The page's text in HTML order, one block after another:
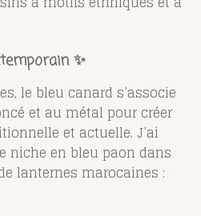
✨
le bleu canard s’associe
et au métal pour créer
et actuelle. J’ai
niche en bleu paon dans
lanternes marocaines :